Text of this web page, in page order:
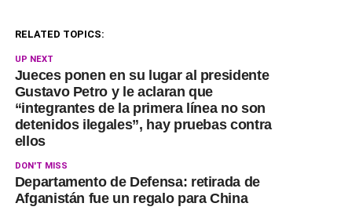
RELATED TOPICS:
UP NEXT
Jueces ponen en su lugar al presidente
Gustavo Petro y le aclaran que
“integrantes de la primera línea no son
detenidos ilegales”, hay pruebas contra
ellos
DON'T MISS
Departamento de Defensa: retirada de
Afganistán fue un regalo para China